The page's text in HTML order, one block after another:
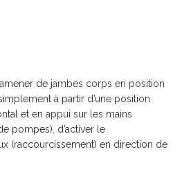
de jambes corps en position
à partir d’une position
et en appui sur les mains
pompes), d’activer le
(raccourcissement) en direction de